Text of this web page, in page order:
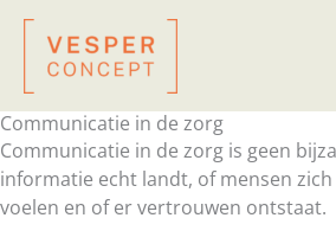
inhoud
Communicatie in de zorg
Communicatie in de zorg is geen
informatie echt landt, of mensen
voelen en of er vertrouwen ontstaat.